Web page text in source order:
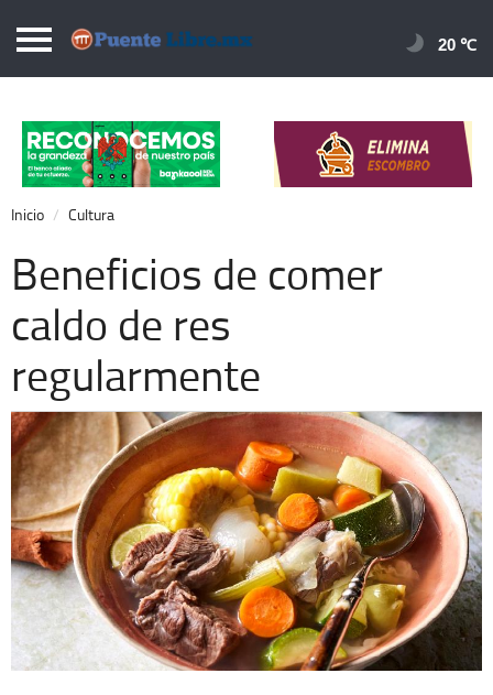
Puentelibre.mx
Local
Nacional
Opinión
Cronos
Economía
Espectáculos
Deportes
Extra +
20 ℃
Inicio Cultura
Beneficios de comer
caldo de res
regularmente